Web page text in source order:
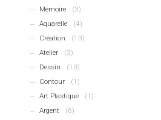
Mémoire
(3)
Aquarelle
(4)
Création
(13)
Atelier
(3)
Dessin
(10)
Contour
(1)
Art Plastique
(1)
Argent
(6)